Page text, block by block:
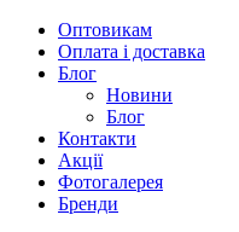
Оптовикам
Оплата і доставка
Блог
Новини
Блог
Контакти
Акції
Фотогалерея
Бренди